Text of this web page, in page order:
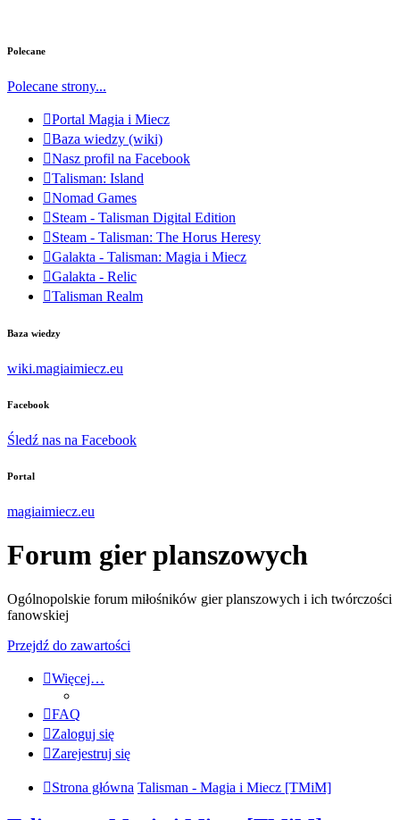
Polecane
Polecane strony...
Portal Magia i Miecz
Baza wiedzy (wiki)
Nasz profil na Facebook
Talisman: Island
Nomad Games
Steam - Talisman Digital Edition
Steam - Talisman: The Horus Heresy
Galakta - Talisman: Magia i Miecz
Galakta - Relic
Talisman Realm
Baza wiedzy
wiki.magiaimiecz.eu
Facebook
Śledź nas na Facebook
Portal
magiaimiecz.eu
Forum gier planszowych
Ogólnopolskie forum miłośników gier planszowych i ich twórczości
fanowskiej
Przejdź do zawartości
Więcej…
FAQ
Zaloguj się
Zarejestruj się
Strona główna Talisman - Magia i Miecz [TMiM]